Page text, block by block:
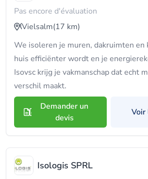
Pas encore d'évaluation
Vielsalm(17 km)
We isoleren je muren, dakruimten en
huis efficiënter wordt en je
Isovsc krijg je vakmanschap dat echt
verschil maakt.
Demander un
devis
Isologis SPRL